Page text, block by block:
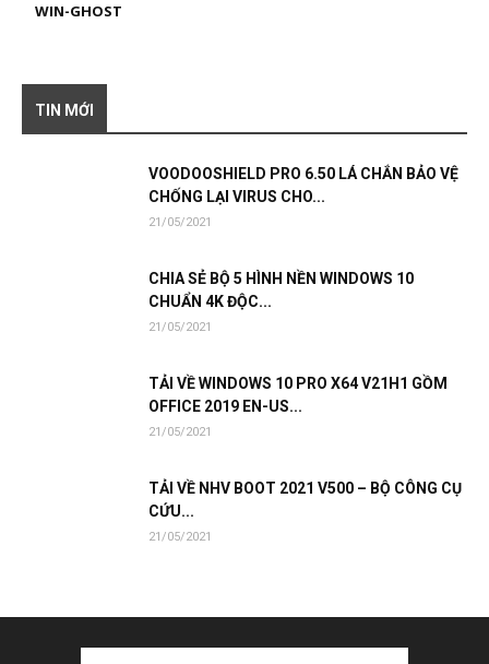
WIN-GHOST
TIN MỚI
VOODOOSHIELD PRO 6.50 LÁ CHẮN BẢO VỆ
CHỐNG LẠI VIRUS CHO...
21/05/2021
CHIA SẺ BỘ 5 HÌNH NỀN WINDOWS 10
CHUẨN 4K ĐỘC...
21/05/2021
TẢI VỀ WINDOWS 10 PRO X64 V21H1 GỒM
OFFICE 2019 EN-US...
21/05/2021
TẢI VỀ NHV BOOT 2021 V500 – BỘ CÔNG CỤ
CỨU...
21/05/2021